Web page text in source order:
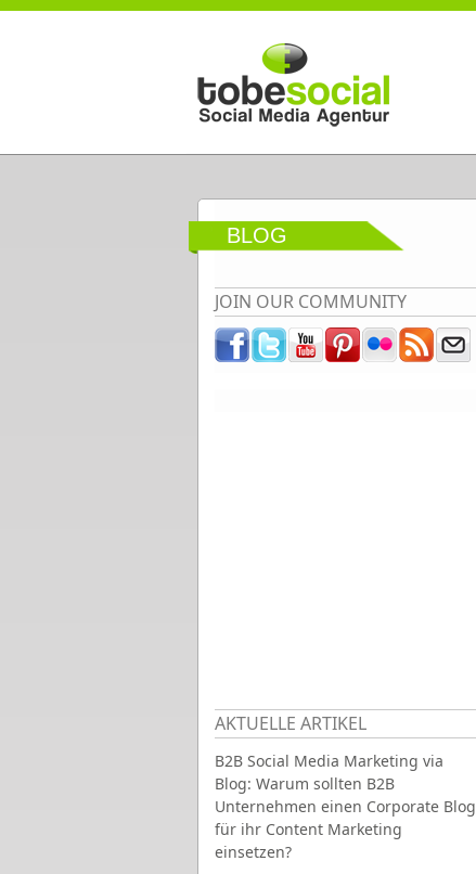
Direkt zum Inhalt
BLOG
JOIN OUR COMMUNITY
AKTUELLE ARTIKEL
B2B Social Media Marketing via
Blog: Warum sollten B2B
Unternehmen einen Corporate Blog
für ihr Content Marketing
einsetzen?